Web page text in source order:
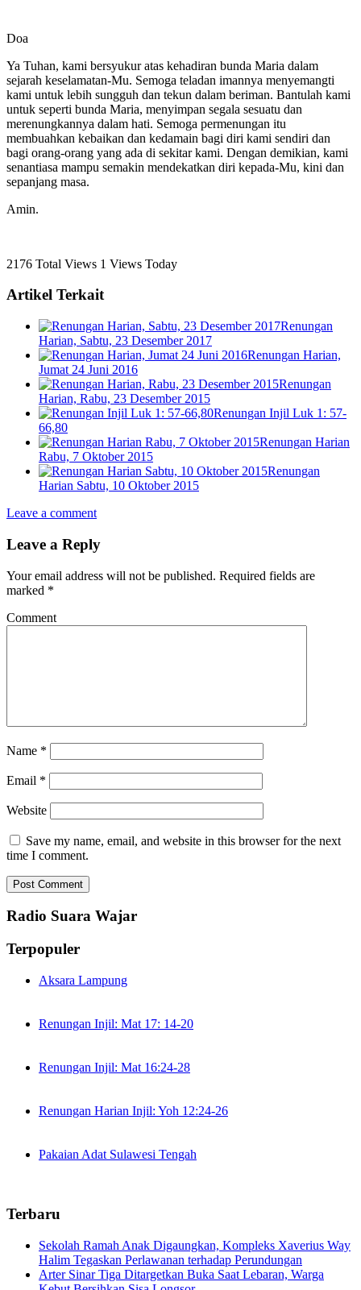
Doa
Ya Tuhan, kami bersyukur atas kehadiran bunda Maria dalam
sejarah keselamatan-Mu. Semoga teladan imannya menyemangti
kami untuk lebih sungguh dan tekun dalam beriman. Bantulah kami
untuk seperti bunda Maria, menyimpan segala sesuatu dan
merenungkannya dalam hati. Semoga permenungan itu
membuahkan kebaikan dan kedamain bagi diri kami sendiri dan
bagi orang-orang yang ada di sekitar kami. Dengan demikian, kami
senantiasa mampu semakin mendekatkan diri kepada-Mu, kini dan
sepanjang masa.
Amin.
2176 Total Views 1 Views Today
Artikel Terkait
Renungan
Harian, Sabtu, 23 Desember 2017
Renungan Harian,
Jumat 24 Juni 2016
Renungan
Harian, Rabu, 23 Desember 2015
Renungan Injil Luk 1: 57-
66,80
Renungan Harian
Rabu, 7 Oktober 2015
Renungan
Harian Sabtu, 10 Oktober 2015
Leave a comment
Leave a Reply
Your email address will not be published. Required fields are
marked *
Comment
Name *
Email *
Website
Save my name, email, and website in this browser for the next
time I comment.
Radio Suara Wajar
Terpopuler
Aksara Lampung
Renungan Injil: Mat 17: 14-20
Renungan Injil: Mat 16:24-28
Renungan Harian Injil: Yoh 12:24-26
Pakaian Adat Sulawesi Tengah
Terbaru
Sekolah Ramah Anak Digaungkan, Kompleks Xaverius Way
Halim Tegaskan Perlawanan terhadap Perundungan
Arter Sinar Tiga Ditargetkan Buka Saat Lebaran, Warga